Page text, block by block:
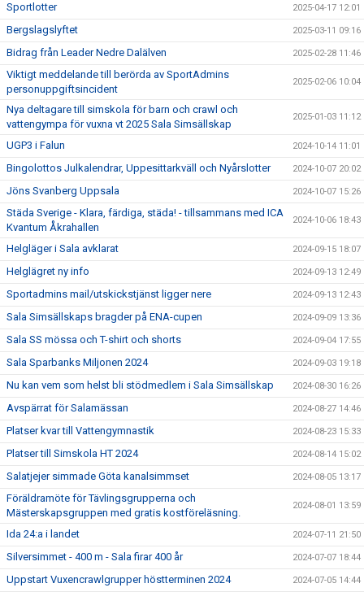
Sportlotter 2025-04-17 12:01
Bergslagslyftet 2025-03-11 09:16
Bidrag från Leader Nedre Dalälven 2025-02-28 11:46
Viktigt meddelande till berörda av SportAdmins
personuppgiftsincident
2025-02-06 10:04
Nya deltagare till simskola för barn och crawl och
vattengympa för vuxna vt 2025 Sala Simsällskap
2025-01-03 11:12
UGP3 i Falun 2024-10-14 11:01
Bingolottos Julkalendrar, Uppesittarkväll och Nyårslotter 2024-10-07 20:02
Jöns Svanberg Uppsala 2024-10-07 15:26
Städa Sverige - Klara, färdiga, städa! - tillsammans med ICA
Kvantum Åkrahallen
2024-10-06 18:43
Helgläger i Sala avklarat 2024-09-15 18:07
Helglägret ny info 2024-09-13 12:49
Sportadmins mail/utskickstjänst ligger nere 2024-09-13 12:43
Sala Simsällskaps bragder på ENA-cupen 2024-09-09 13:36
Sala SS mössa och T-shirt och shorts 2024-09-04 17:55
Sala Sparbanks Miljonen 2024 2024-09-03 19:18
Nu kan vem som helst bli stödmedlem i Sala Simsällskap 2024-08-30 16:26
Avspärrat för Salamässan 2024-08-27 14:46
Platser kvar till Vattengymnastik 2024-08-23 15:33
Platser till Simskola HT 2024 2024-08-14 15:02
Salatjejer simmade Göta kanalsimmset 2024-08-05 13:17
Föräldramöte för Tävlingsgrupperna och
Mästerskapsgruppen med gratis kostföreläsning.
2024-08-01 13:59
Ida 24:a i landet 2024-07-11 21:50
Silversimmet - 400 m - Sala firar 400 år 2024-07-07 18:44
Uppstart Vuxencrawlgrupper höstterminen 2024 2024-07-05 14:44